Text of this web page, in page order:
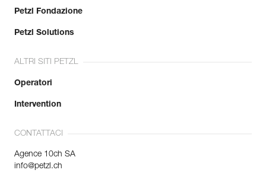
Petzl Fondazione
Petzl Solutions
ALTRI SITI PETZL
Operatori
Intervention
CONTATTACI
Agence 10ch SA
info@petzl.ch